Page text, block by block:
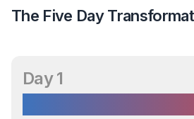
The Five Day
Day 1